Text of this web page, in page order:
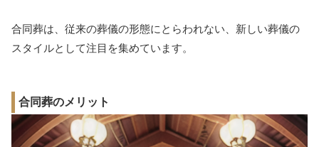
合同葬は、従来の葬儀の形態にとらわれない、新しい葬儀の
スタイルとして注目を集めています。
合同葬のメリット